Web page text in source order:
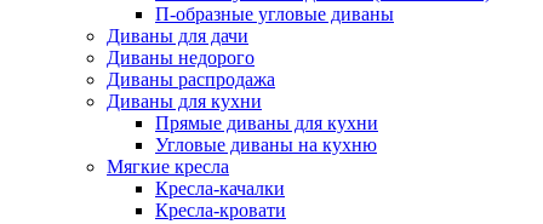
П-образные угловые диваны
Диваны для дачи
Диваны недорого
Диваны распродажа
Диваны для кухни
Прямые диваны для кухни
Угловые диваны на кухню
Мягкие кресла
Кресла-качалки
Кресла-кровати